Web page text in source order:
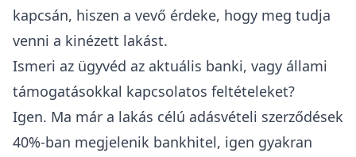
kapcsán, hiszen a vevő érdeke, hogy meg tudja
venni a kinézett lakást.
Ismeri az ügyvéd az aktuális banki, vagy állami
támogatásokkal kapcsolatos feltételeket?
Igen. Ma már a lakás célú adásvételi szerződések
40%-ban megjelenik bankhitel, igen gyakran